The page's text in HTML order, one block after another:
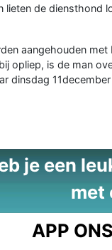
lieten de diensthond
aangehouden
opliep, is de man
dinsdag
je een
met
APP